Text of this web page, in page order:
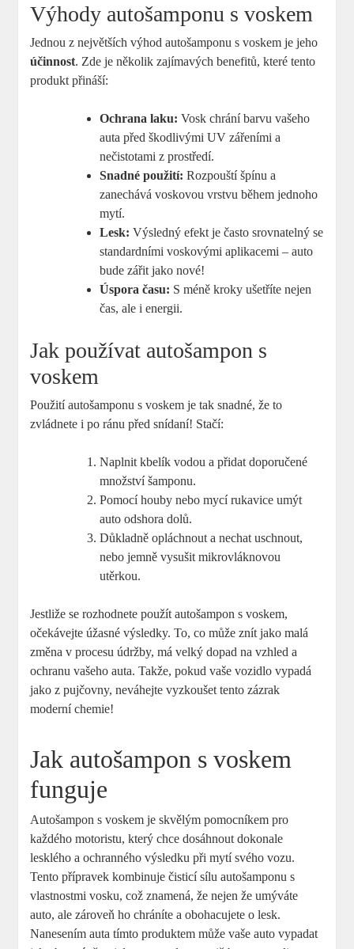
Výhody autošamponu s voskem
Jednou z největších výhod autošamponu s voskem je jeho
účinnost. Zde je několik zajímavých benefitů, které tento
produkt přináší:
Ochrana laku: Vosk chrání barvu vašeho
auta před škodlivými UV zářeními a
nečistotami z prostředí.
Snadné použití: Rozpouští špínu a
zanechává voskovou vrstvu během jednoho
mytí.
Lesk: Výsledný efekt je často srovnatelný se
standardními voskovými aplikacemi – auto
bude zářit jako nové!
Úspora času: S méně kroky ušetříte nejen
čas, ale i energii.
Jak používat autošampon s
voskem
Použití autošamponu s voskem je tak snadné, že to
zvládnete i po ránu před snídaní! Stačí:
Naplnit kbelík vodou a přidat doporučené
množství šamponu.
Pomocí houby nebo mycí rukavice umýt
auto odshora dolů.
Důkladně opláchnout a nechat uschnout,
nebo jemně vysušit mikrovláknovou
utěrkou.
Jestliže se rozhodnete použít autošampon s voskem,
očekávejte úžasné výsledky. To, co může znít jako malá
změna v procesu údržby, má velký dopad na vzhled a
ochranu vašeho auta. Takže, pokud vaše vozidlo vypadá
jako z pujčovny, neváhejte vyzkoušet tento zázrak
moderní chemie!
Jak autošampon s voskem
funguje
Autošampon s voskem je skvělým pomocníkem pro
každého motoristu, který chce dosáhnout dokonale
lesklého a ochranného výsledku při mytí svého vozu.
Tento přípravek kombinuje čisticí sílu autošamponu s
vlastnostmi vosku, což znamená, že nejen že umýváte
auto, ale zároveň ho chráníte a obohacujete o lesk.
Nanesením auta tímto produktem může vaše auto vypadat